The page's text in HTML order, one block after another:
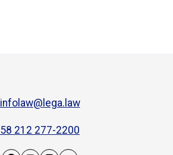
infolaw@lega.law
58 212 277-2200